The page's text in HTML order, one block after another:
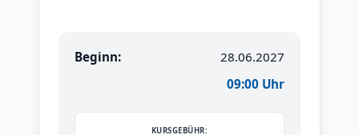
Beginn:
28.06.2027
09:00 Uhr
KURSGEBÜHR: